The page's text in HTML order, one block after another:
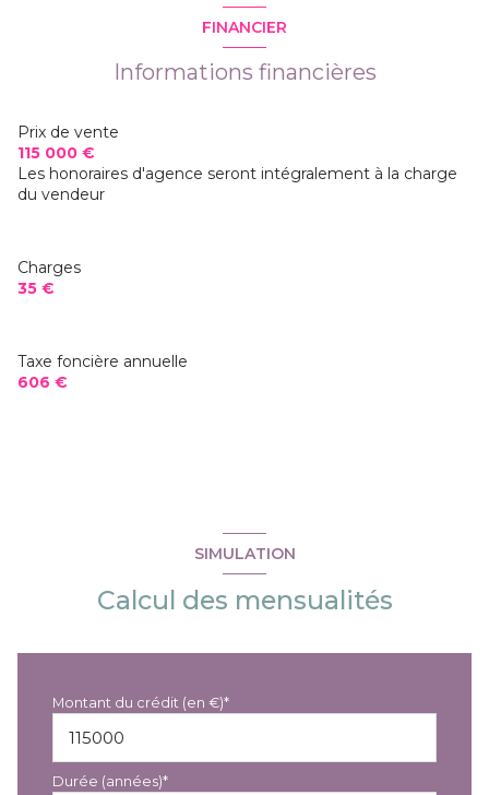
FINANCIER
Informations financières
Prix de vente
115 000 €
Les honoraires d'agence seront intégralement à la charge
du vendeur
Charges
35 €
Taxe foncière annuelle
606 €
SIMULATION
Calcul des mensualités
Montant du crédit (en €)*
Durée (années)*